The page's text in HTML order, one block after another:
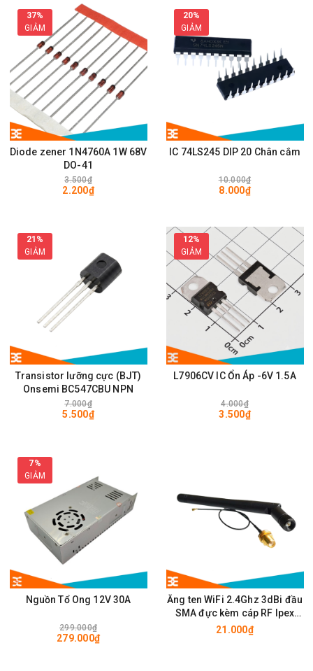
37%
GIẢM
Diode zener 1N4760A 1W 68V
DO-41
3.500₫
2.200₫
20%
GIẢM
IC 74LS245 DIP 20 Chân cắm
10.000₫
8.000₫
21%
GIẢM
Transistor lưỡng cực (BJT)
Onsemi BC547CBU NPN
7.000₫
5.500₫
12%
GIẢM
L7906CV IC Ổn Áp -6V 1.5A
4.000₫
3.500₫
7%
GIẢM
Nguồn Tổ Ong 12V 30A
299.000₫
279.000₫
Ăng ten WiFi 2.4Ghz 3dBi đầu
SMA đực kèm cáp RF Ipex
10cm
21.000₫